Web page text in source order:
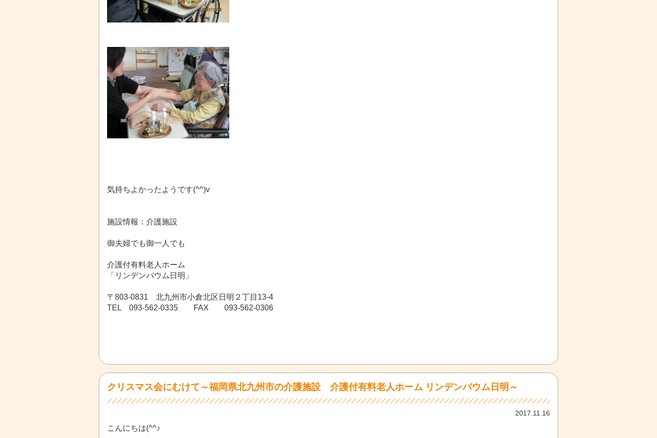
気持ちよかったようです(^^)v
施設情報：介護施設
御夫婦でも御一人でも
介護付有料老人ホーム
「リンデンバウム日明」
〒803-0831 北九州市小倉北区日明２丁目13-4
TEL 093-562-0335 FAX 093-562-0306
クリスマス会にむけて～福岡県北九州市の介護施設 介護付有料老人ホーム リンデンバウム日明～
2017.11.16
こんにちは(^^♪